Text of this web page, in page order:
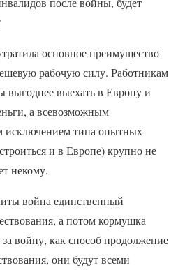
основное преимущество
рабочую силу. Работникам
выгоднее выехать в Европу и
а всевозможным
исключением типа опытных
и в Европе) крупно не
некому.
война единственный
а потом кормушка
войну, как способ продолжение
они будут всеми